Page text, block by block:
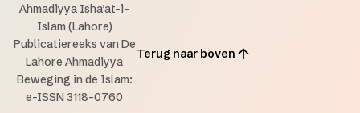
Ahmadiyya Isha’at-i-
Islam (Lahore)
Publicatiereeks van De
Lahore Ahmadiyya
Beweging in de Islam:
e-ISSN 3118-0760
Terug naar boven